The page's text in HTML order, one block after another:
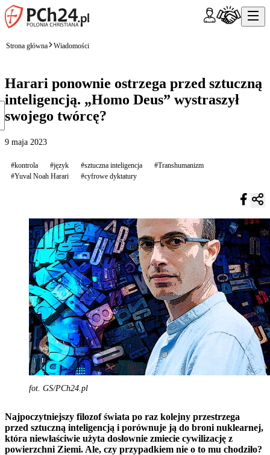
Strona główna Wiadomości
Harari ponownie ostrzega przed sztuczną
inteligencją. „Homo Deus” wystraszył
swojego twórcę?
9 maja 2023
#kontrola #język #sztuczna inteligencja
#Transhumanizm
#Yuval Noah Harari
#cyfrowe dyktatury
fot. GS/PCh24.pl
Najpoczytniejszy filozof świata po raz kolejny przestrzega
przed sztuczną inteligencją i porównuje ją do broni nuklearnej,
która niewłaściwie użyta dosłownie zmiecie cywilizację z
powierzchni Ziemi. Ale, czy przypadkiem nie o to mu chodziło?